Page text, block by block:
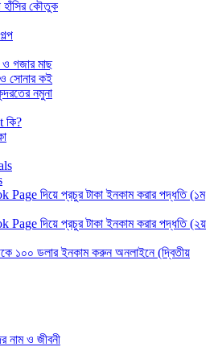
কৌতুক
গজার মাছ
সোনার কই
নমুনা
কি?
Page দিয়ে প্রচুর টাকা ইনকাম করার পদ্ধতি (১ম
Page দিয়ে প্রচুর টাকা ইনকাম করার পদ্ধতি (২য়
১০০ ডলার ইনকাম করুন অনলাইনে (দ্বিতীয়
নাম ও জীবনী